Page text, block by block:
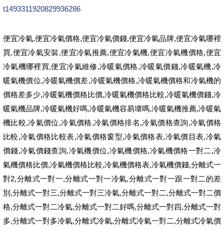
t1493311920829936286
便宜冷氣,便宜冷氣價格,便宜冷氣價錢,便宜冷氣品牌,便宜冷氣哪裡
買,便宜冷氣安裝,便宜冷氣推薦,便宜冷氣機,便宜冷氣機價格,便宜
冷氣機哪裡買,便宜冷氣維修,冷暖氣價格,冷暖氣價錢,冷暖氣機,冷
暖氣機價位,冷暖氣機價差,冷暖氣機價格,冷暖氣機價格和冷氣機的
價格差多少,冷暖氣機價格比價,冷暖氣機價格比較,冷暖氣機價錢,冷
暖氣機品牌,冷暖氣機好嗎,冷暖氣機容易壞嗎,冷暖氣機推薦,冷暖氣
機比較,冷氣價位,冷氣價格,冷氣價格排名,冷氣價格查詢,冷氣價格
比較,冷氣價格比較表,冷氣價格窗型,冷氣價格表,冷氣價目表,冷氣
價錢,冷氣價錢查詢,冷氣機價位,冷氣機價格,冷氣機價格一對二 ,冷
氣機價格比價,冷氣機價格比較,冷氣機價格表,冷氣機價錢,分離式一
對2,分離式一對一,分離式一對一冷氣,分離式一對一跟一對二的差
別 ,分離式一對三,分離式一對三冷氣,分離式一對二,分離式一對二價
格,分離式一對二冷氣,分離式一對二好嗎,分離式一對四,分離式一對
多,分離式一對多冷氣,分離式冷氣,分離式冷氣一對二,分離式冷氣價